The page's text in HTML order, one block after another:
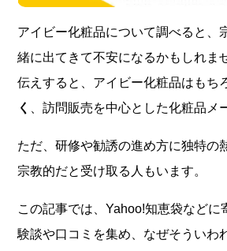
アイビー化粧品について調べると、
緒に出てきて不安になるかもしれま
伝えすると、アイビー化粧品はもち
く
、訪問販売を中心とした化粧品メ
ただ、研修や勧誘の進め方に独特の
宗教的だと受け取る人もいます。
この記事では、Yahoo!知恵袋などに
験談や口コミを集め、なぜそういわ